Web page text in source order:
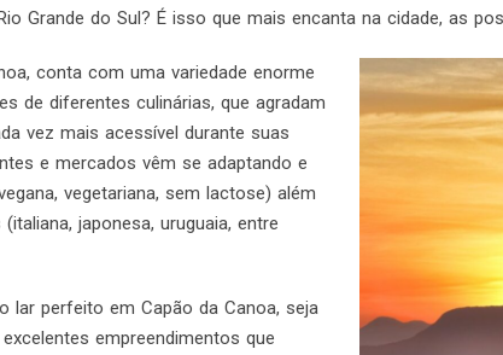
Grande do Sul? É isso que mais encanta na cidade, as
conta com uma variedade enorme
de diferentes culinárias, que agradam
vez mais acessível durante suas
e mercados vêm se adaptando e
vegetariana, sem lactose) além
japonesa, uruguaia, entre
lar perfeito em Capão da Canoa, seja
empreendimentos que